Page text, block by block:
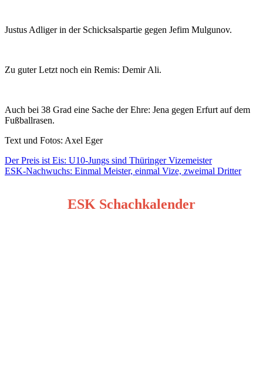
Justus Adliger in der Schicksalspartie gegen Jefim Mulgunov.
Zu guter Letzt noch ein Remis: Demir Ali.
Auch bei 38 Grad eine Sache der Ehre: Jena gegen Erfurt auf dem
Fußballrasen.
Text und Fotos: Axel Eger
Beitragsnavigation
Der Preis ist Eis: U10-Jungs sind Thüringer Vizemeister
ESK-Nachwuchs: Einmal Meister, einmal Vize, zweimal Dritter
ESK Schachkalender